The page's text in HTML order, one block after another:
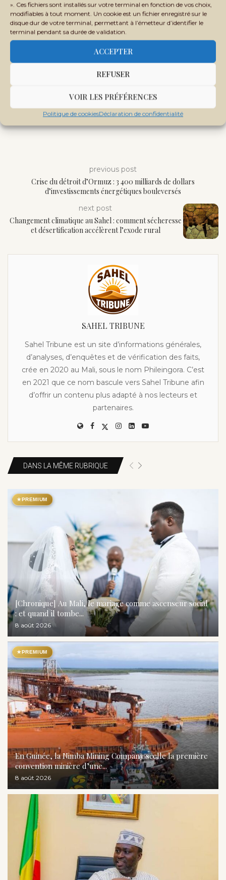
». Ces fichiers sont installés sur votre terminal en fonction de vos choix,
modifiables à tout moment. Un cookie est un fichier enregistré sur le
disque dur de votre terminal, permettant à l’émetteur d’identifier le
terminal pendant sa durée de validation.
ACCEPTER
REFUSER
VOIR LES PRÉFÉRENCES
Politique de cookiesDéclaration de confidentialité
previous post
Crise du détroit d’Ormuz : 3 400 milliards de dollars
d’investissements énergétiques bouleversés
next post
Changement climatique au Sahel : comment sécheresse
et désertification accélèrent l’exode rural
SAHEL TRIBUNE
Sahel Tribune est un site d’informations générales,
d’analyses, d’enquêtes et de vérification des faits,
crée en 2020 au Mali, sous le nom Phileingora. C’est
en 2021 que ce nom bascule vers Sahel Tribune afin
d’offrir un contenu plus adapté à nos lecteurs et
partenaires.
DANS LA MÊME RUBRIQUE
★PREMIUM
[Chronique] Au Mali, le mariage comme ascenseur social
: et quand il tombe...
8 août 2026
★PREMIUM
En Guinée, la Nimba Mining Company scelle la première
convention minière d’une...
8 août 2026